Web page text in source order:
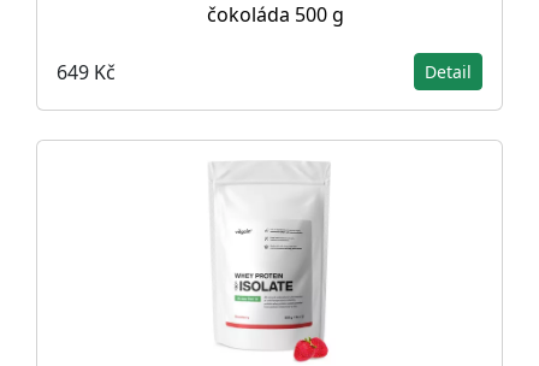
čokoláda 500 g
649 Kč Detail